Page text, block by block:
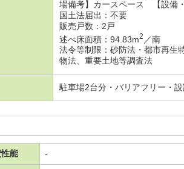
場備考】カースペース 【設備
国土法届出：不要
販売戸数：2戸
述べ床面積：94.83m2 ／南
法令等制限：砂防法・都市再生
物法、重要土地等調査法
駐車場2台分・バリアフリー・
能 -